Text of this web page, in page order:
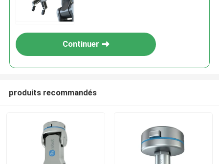
Continuer
produits recommandés